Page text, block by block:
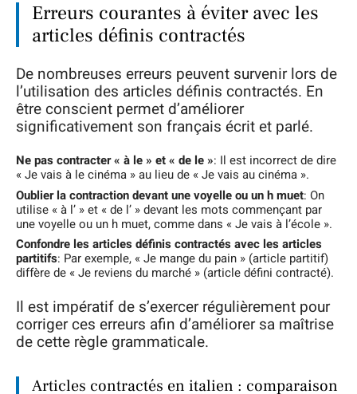
Erreurs courantes à éviter avec les
articles définis contractés
De nombreuses erreurs peuvent survenir lors de
l’utilisation des articles définis contractés. En
être conscient permet d’améliorer
significativement son français écrit et parlé.
Ne pas contracter « à le » et « de le »: Il est incorrect de dire
« Je vais à le cinéma » au lieu de « Je vais au cinéma ».
Oublier la contraction devant une voyelle ou un h muet: On
utilise « à l’ » et « de l’ » devant les mots commençant par
une voyelle ou un h muet, comme dans « Je vais à l’école ».
Confondre les articles définis contractés avec les articles
partitifs: Par exemple, « Je mange du pain » (article partitif)
diffère de « Je reviens du marché » (article défini contracté).
Il est impératif de s’exercer régulièrement pour
corriger ces erreurs afin d’améliorer sa maîtrise
de cette règle grammaticale.
Articles contractés en italien : comparaison